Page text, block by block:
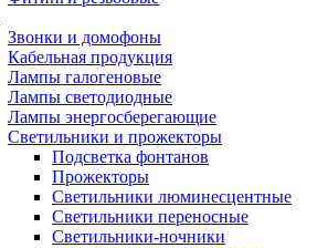
Звонки и домофоны
Кабельная продукция
Лампы галогеновые
Лампы светодиодные
Лампы энергосберегающие
Светильники и прожекторы
Подсветка фонтанов
Прожекторы
Светильники люминесцентные
Светильники переносные
Светильники-ночники